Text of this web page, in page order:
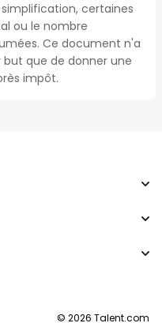
simplification, certaines
ou le nombre
Ce document n'a
que de donner une
impôt.
© 2026 Talent.com